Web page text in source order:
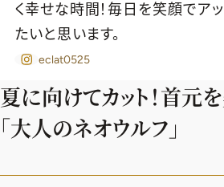
く幸せな時間！毎日を笑顔でア
たいと思います。
eclat0525
夏に向けてカット！首元
「大人のネオウルフ」